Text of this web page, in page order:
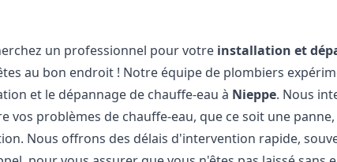
un professionnel pour votre installation et
au bon endroit ! Notre équipe de plombiers
et le dépannage de chauffe-eau à Nieppe. Nous
vos problèmes de chauffe-eau, que ce soit une
Nous offrons des délais d'intervention rapide,